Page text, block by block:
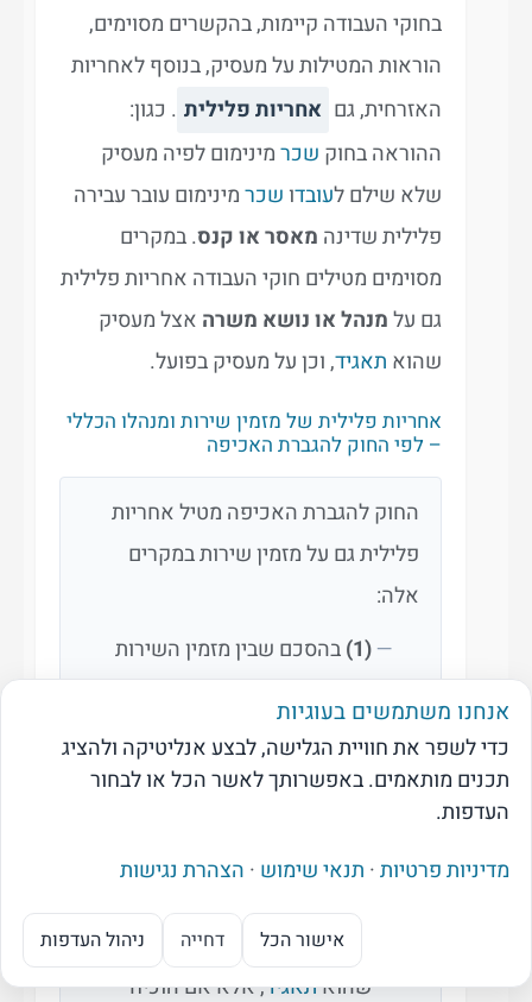
בחוקי העבודה קיימות, בהקשרים מסוימים,
הוראות המטילות על מעסיק, בנוסף לאחריות
האזרחית, גם אחריות פלילית . כגון:
ההוראה בחוק שכרמינימום לפיה מעסיק
שלא שילם לעובדו שכרמינימום עובר עבירה
פלילית שדינה מאסר או קנס. במקרים
מסוימים מטילים חוקי העבודה אחריות פלילית
גם עלמנהל או נושא משרה אצל מעסיק
שהוא תאגיד, וכן על מעסיק בפועל.
אחריות פלילית של מזמין שירות ומנהלו הכללי
– לפי החוק להגברת האכיפה
החוק להגברת האכיפה מטיל אחריות
פלילית גם על מזמין שירות במקרים
אלה:
(1)
בהסכם שבין מזמין השירות
לא פורטו רכיבי ה שכר שלעובדי
קבלן השירות, או שעלות השכר
עבודה שקבע שר העבודה. במקרים
המנכ"לשל מזמין השירות
שהואתאגיד, אלא אם הוכיח
מנוע ה-AI של בקרת שכר
אנחנו משתמשים בעוגיות
כדי לשפר את חוויית הגלישה, לבצע אנליטיקה ולהציג
תכנים מותאמים. באפשרותך לאשר הכל או לבחור
העדפות.
מדיניות פרטיות· תנאי שימוש · הצהרת נגישות
אישור הכל דחייה ניהול העדפות